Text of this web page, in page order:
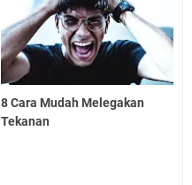
8 Cara Mudah Melegakan
Tekanan